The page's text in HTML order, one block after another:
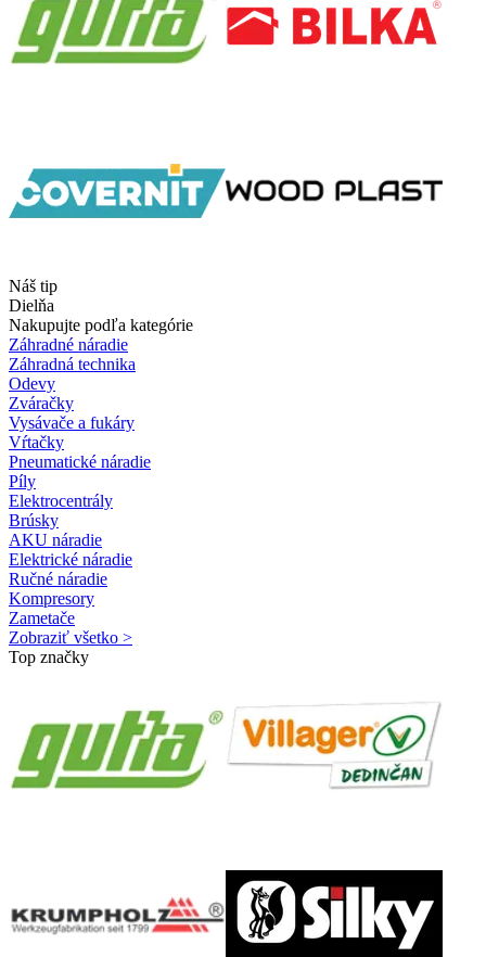
Náš tip
Dielňa
Nakupujte podľa kategórie
Záhradné náradie
Záhradná technika
Odevy
Zváračky
Vysávače a fukáry
Vŕtačky
Pneumatické náradie
Píly
Elektrocentrály
Brúsky
AKU náradie
Elektrické náradie
Ručné náradie
Kompresory
Zametače
Zobraziť všetko >
Top značky